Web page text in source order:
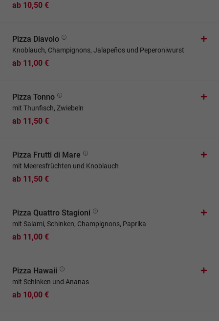
ab 10,50 €
Pizza Diavolo
Knoblauch, Champignons, Jalapeños und Peperoniwurst
ab 11,00 €
Pizza Tonno
mit Thunfisch, Zwiebeln
ab 11,50 €
Pizza Frutti di Mare
mit Meeresfrüchten und Knoblauch
ab 11,50 €
Pizza Quattro Stagioni
mit Salami, Schinken, Champignons, Paprika
ab 11,00 €
Pizza Hawaii
mit Schinken und Ananas
ab 10,00 €